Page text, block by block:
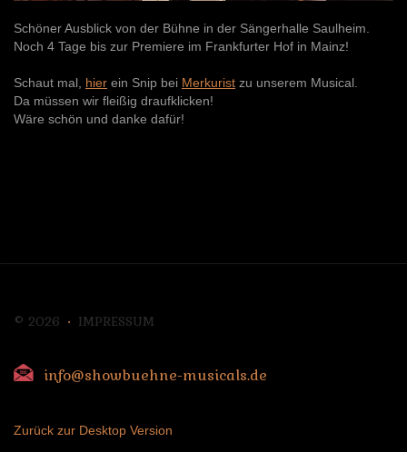
Schöner Ausblick von der Bühne in der Sängerhalle Saulheim.
Noch 4 Tage bis zur Premiere im Frankfurter Hof in Mainz!
Schaut mal, hier ein Snip bei Merkurist zu unserem Musical.
Da müssen wir fleißig draufklicken!
Wäre schön und danke dafür!
© 2026 IMPRESSUM
info@showbuehne-musicals.de
Zurück zur Desktop Version